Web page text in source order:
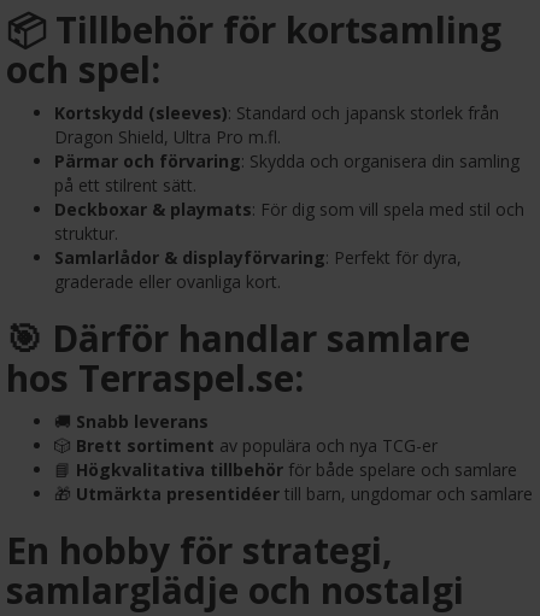
📦 Tillbehör för kortsamling
och spel:
Kortskydd (sleeves): Standard och japansk storlek från
Dragon Shield, Ultra Pro m.fl.
Pärmar och förvaring: Skydda och organisera din samling
på ett stilrent sätt.
Deckboxar & playmats: För dig som vill spela med stil och
struktur.
Samlarlådor & displayförvaring: Perfekt för dyra,
graderade eller ovanliga kort.
🎯 Därför handlar samlare
hos Terraspel.se:
🚚 Snabb leverans
🎲 Brett sortiment av populära och nya TCG-er
📘 Högkvalitativa tillbehör för både spelare och samlare
🎁 Utmärkta presentidéer till barn, ungdomar och samlare
En hobby för strategi,
samlarglädje och nostalgi